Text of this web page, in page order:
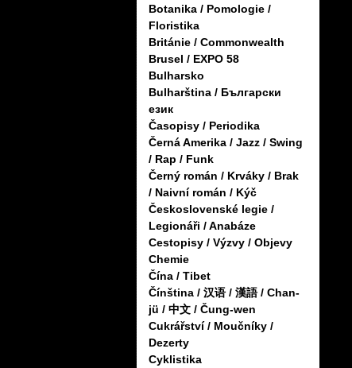
Botanika / Pomologie /
Floristika
Británie / Commonwealth
Brusel / EXPO 58
Bulharsko
Bulharština / Български
език
Časopisy / Periodika
Černá Amerika / Jazz / Swing
/ Rap / Funk
Černý román / Krváky / Brak
/ Naivní román / Kýč
Československé legie /
Legionáři / Anabáze
Cestopisy / Výzvy / Objevy
Chemie
Čína / Tibet
Čínština / 汉语 / 漢語 / Chan-
jü / 中文 / Čung-wen
Cukrářství / Moučníky /
Dezerty
Cyklistika